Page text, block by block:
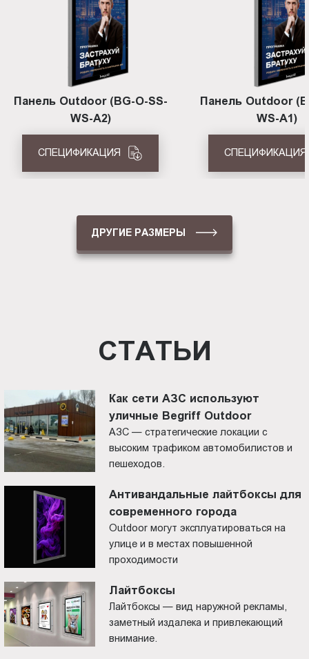
Панель Outdoor (BG-O-SS-
WS-A2)
СПЕЦИФИКАЦИЯ
Панель Outdoor
WS-A1)
СПЕЦИФИКАЦИЯ
ДРУГИЕ РАЗМЕРЫ
СТАТЬИ
Как сети АЗС используют
уличные Begriff Outdoor
АЗС — стратегические локации с
высоким трафиком автомобилистов и
пешеходов.
Антивандальные лайтбоксы для
современного города
Outdoor могут эксплуатироваться на
улице и в местах повышенной
проходимости
Лайтбоксы
Лайтбоксы — вид наружной рекламы,
заметный издалека и привлекающий
внимание.